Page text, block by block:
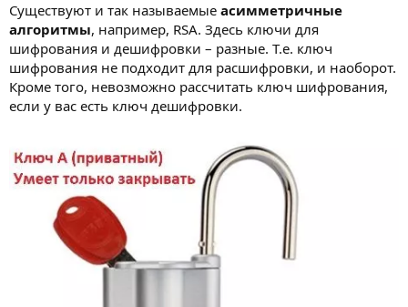
Существуют и так называемые асимметричные
алгоритмы, например, RSA. Здесь ключи для
шифрования и дешифровки – разные. Т.е. ключ
шифрования не подходит для расшифровки, и наоборот.
Кроме того, невозможно рассчитать ключ шифрования,
если у вас есть ключ дешифровки.